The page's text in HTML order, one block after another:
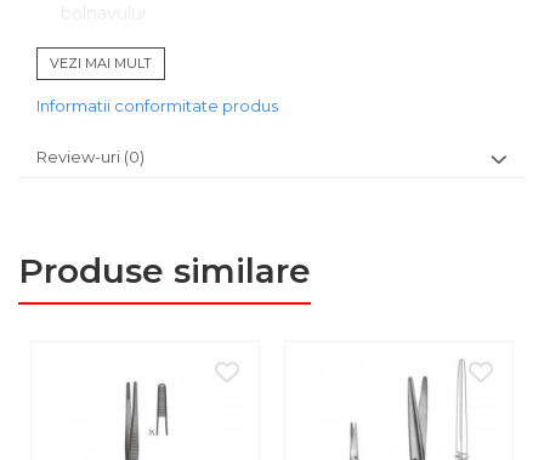
bolnavului.
coroziune.
standardele internationale de calitate şi posedă
Produs nesteril, ambalat individual.
VEZI MAI MULT
Informatii conformitate produs
Review-uri (0)
Produse similare